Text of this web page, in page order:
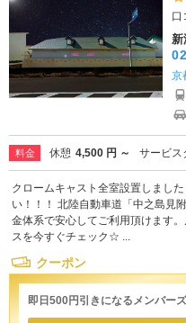
口
新
京
料金 休憩 4,500 円 ～ サービス
クロームキャスト全室設置しまし
い！！！ 北陸自動車道「中之島見
金体系で安心してご利用頂けます
スを今すぐチェック☆ ...
クーポン
即日500円引きになるメンバー